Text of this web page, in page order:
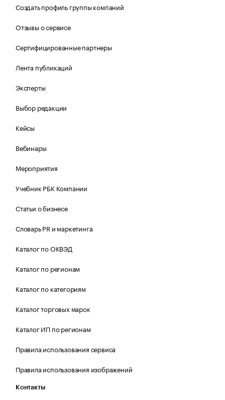
Создать профиль группы компаний
Отзывы о сервисе
Сертифицированные партнеры
Лента публикаций
Эксперты
Выбор редакции
Кейсы
Вебинары
Мероприятия
Учебник РБК Компании
Статьи о бизнесе
Словарь PR и маркетинга
Каталог по ОКВЭД
Каталог по регионам
Каталог по категориям
Каталог торговых марок
Каталог ИП по регионам
Правила использования сервиса
Правила использования изображений
Контакты